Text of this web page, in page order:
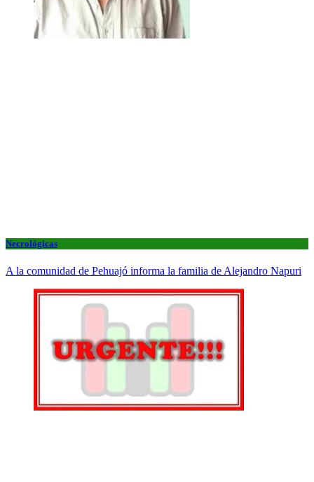
Necrológicas
A la comunidad de Pehuajó informa la familia de Alejandro Napuri